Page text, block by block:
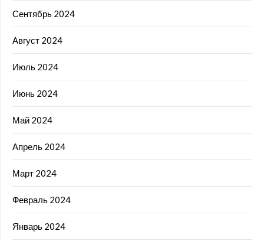
Сентябрь 2024
Август 2024
Июль 2024
Июнь 2024
Май 2024
Апрель 2024
Март 2024
Февраль 2024
Январь 2024